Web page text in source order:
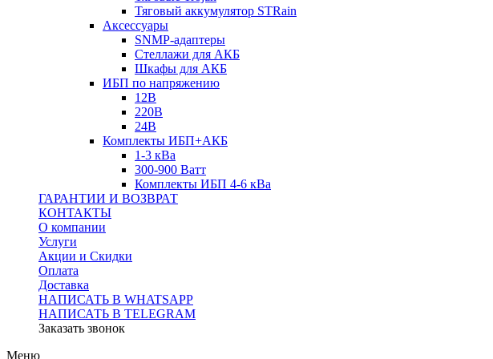
Тяговый аккумулятор STRain
Аксессуары
SNMP-адаптеры
Стеллажи для АКБ
Шкафы для АКБ
ИБП по напряжению
12В
220В
24В
Комплекты ИБП+АКБ
1-3 кВа
300-900 Ватт
Комплекты ИБП 4-6 кВа
ГАРАНТИИ И ВОЗВРАТ
КОНТАКТЫ
О компании
Услуги
Акции и Скидки
Оплата
Доставка
НАПИСАТЬ В WHATSAPP
НАПИСАТЬ В TELEGRAM
Заказать звонок
Меню